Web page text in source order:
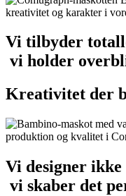
Vi tilbyder
vi holder
Kreativitet der
Vi designer ikke
vi skaber det